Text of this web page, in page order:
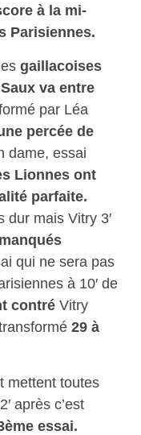
à la mi-
Parisiennes.
gaillacoises
va entre
par Léa
percée de
dame, essai
Lionnes ont
parfaite.
dur mais Vitry 3′
qui ne sera pas
à 10′ de
contréVitry
29 à
mettent toutes
après c’est
essai.